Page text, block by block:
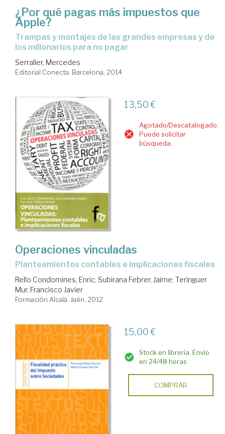
¿Por qué pagas más impuestos que
Apple?
trampas y montajes de las grandes empresas y de
los millonarios para no pagar
Serraller, Mercedes
Editorial Conecta. Barcelona, 2014
13,50 €
Agotado/Descatalogado.
Puede solicitar
búsqueda.
Operaciones vinculadas
planteamientos contables e implicaciones fiscales
Rello Condomines, Enric; Subirana Febrer, Jaime; Teringuer
Mur, Francisco Javier
Formación Alcalá. Jaén, 2012
15,00 €
Stock en librería. Envío
en 24/48 horas
COMPRAR